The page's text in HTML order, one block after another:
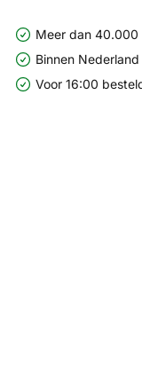
Meer dan 40.000
Binnen
Voor 16:00